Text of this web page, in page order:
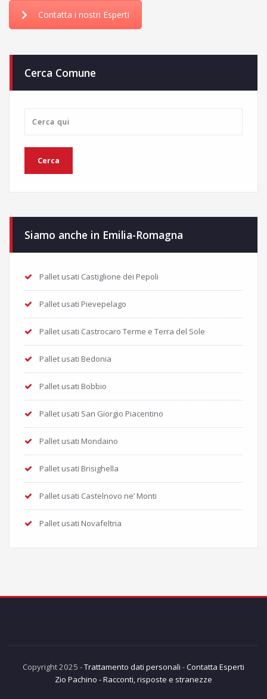
Contatta i nostri Esperti
Cerca Comune
Siamo anche in Emilia-Romagna
Pallet usati Castiglione dei Pepoli
Pallet usati Pievepelago
Pallet usati Castrocaro Terme e Terra del Sole
Pallet usati Bedonia
Pallet usati Bobbio
Pallet usati San Giorgio Piacentino
Pallet usati Mondaino
Pallet usati Brisighella
Pallet usati Castelnovo ne’ Monti
Pallet usati Novafeltria
Copyright 2025 -Trattamento dati personali -Contatta Esperti
Zio Pachino - Racconti, risposte e stranezze